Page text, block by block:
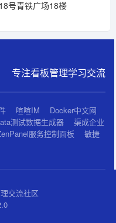
号青铁广场18楼
专注看板管理学习交流
喧喧IM
Docker中文网
测试数据生成器
渠成企业
服务控制面板
敏捷
交流社区